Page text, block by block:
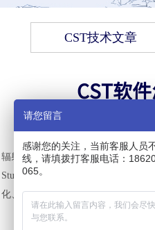
CST技术文章
CST软
发
辐射效率是电磁仿真中评估天线、
Studio Suite作为电磁仿真领域的
化、外部分析）。本文将详细讲解
请您留言
感谢您的关注，当前客服人员
线，请填拨打客服电话：
065。